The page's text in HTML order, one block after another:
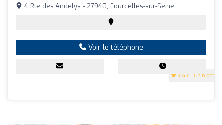
3.5 (11 Opinions)
4 Rte des Andelys - 27940, Courcelles-sur-Seine
Voir le téléphone